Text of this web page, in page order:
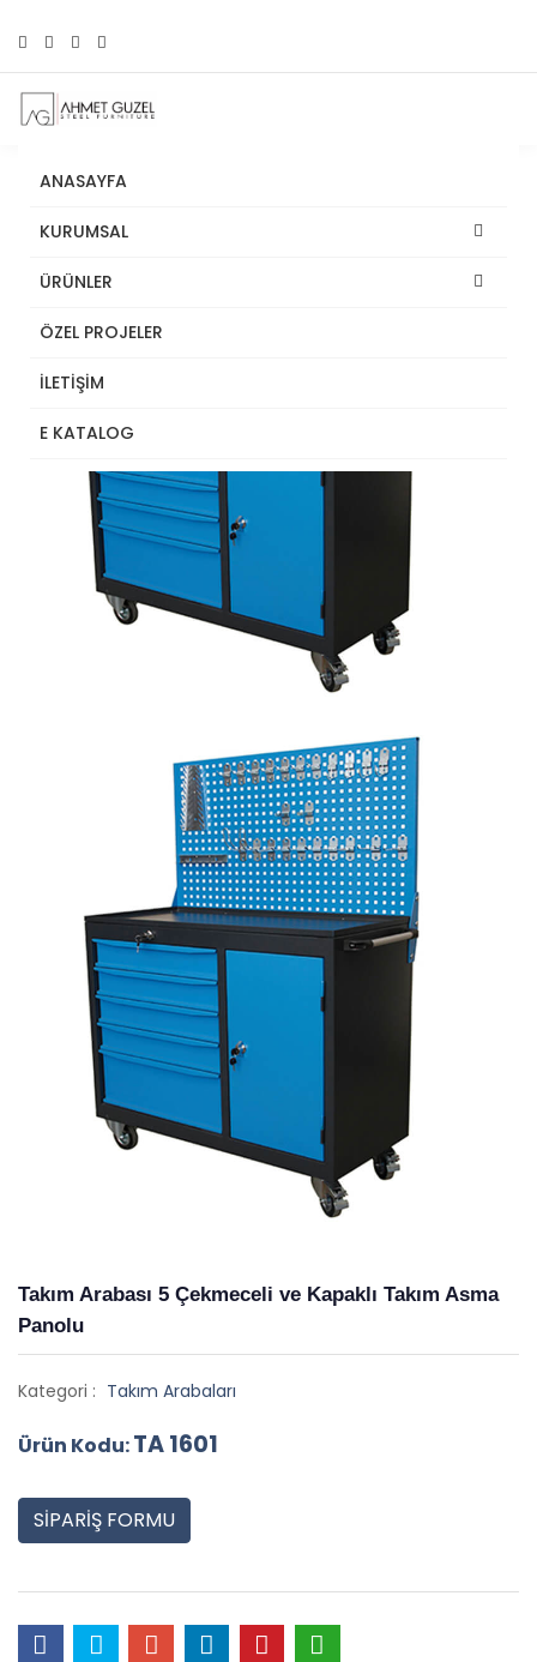
ANASAYFA
KURUMSAL
ÜRÜNLER
ÖZEL PROJELER
İLETİŞİM
E KATALOG
Takım Arabası 5 Çekmeceli ve Kapaklı Takım Asma
Panolu
Kategori : Takım Arabaları
Ürün Kodu:TA 1601
SİPARİŞ FORMU